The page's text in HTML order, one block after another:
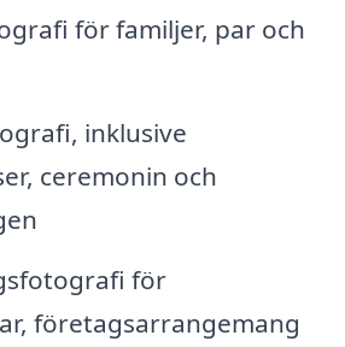
för familjer, par och
inklusive
ceremonin och
för
företagsarrangemang